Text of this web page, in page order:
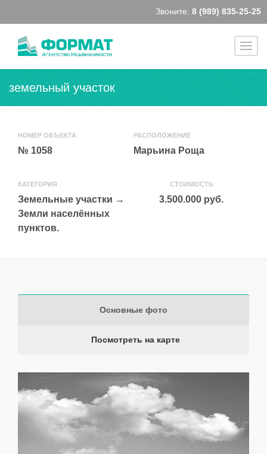
Звоните: 8 (989) 835-25-25
земельный участок
НОМЕР ОБЪЕКТА
№ 1058
РАСПОЛОЖЕНИЕ
Марьина Роща
КАТЕГОРИЯ
Земельные участки →
Земли населённых
пунктов.
СТОИМОСТЬ
3.500.000 руб.
Основные фото
Посмотреть на карте